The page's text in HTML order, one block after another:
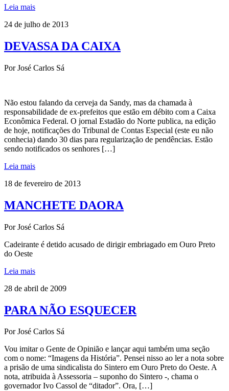
Leia mais
24 de julho de 2013
DEVASSA DA CAIXA
Por José Carlos Sá
Não estou falando da cerveja da Sandy, mas da chamada à
responsabilidade de ex-prefeitos que estão em débito com a Caixa
Econômica Federal. O jornal Estadão do Norte publica, na edição
de hoje, notificações do Tribunal de Contas Especial (este eu não
conhecia) dando 30 dias para regularização de pendências. Estão
sendo notificados os senhores […]
Leia mais
18 de fevereiro de 2013
MANCHETE DAORA
Por José Carlos Sá
Cadeirante é detido acusado de dirigir embriagado em Ouro Preto
do Oeste
Leia mais
28 de abril de 2009
PARA NÃO ESQUECER
Por José Carlos Sá
Vou imitar o Gente de Opinião e lançar aqui também uma seção
com o nome: “Imagens da História”. Pensei nisso ao ler a nota sobre
a prisão de uma sindicalista do Sintero em Ouro Preto do Oeste. A
nota, atribuida à Assessoria – suponho do Sintero -, chama o
governador Ivo Cassol de “ditador”. Ora, […]